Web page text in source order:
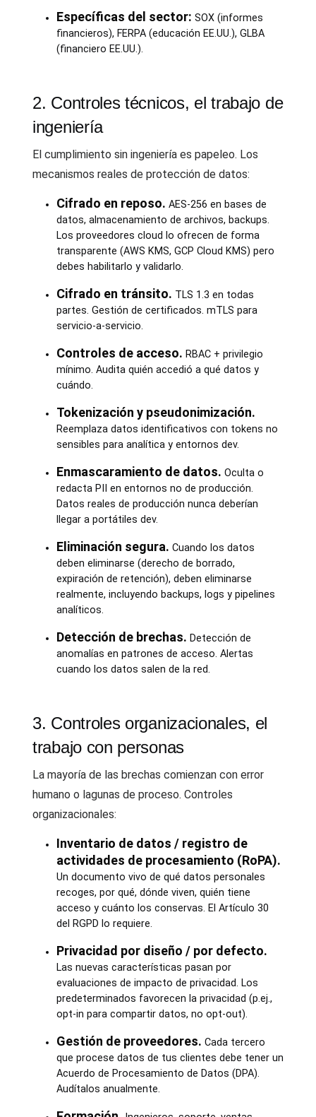
Específicas del sector: SOX (informes
financieros), FERPA (educación EE.UU.), GLBA
(financiero EE.UU.).
2. Controles técnicos, el trabajo de
ingeniería
El cumplimiento sin ingeniería es papeleo. Los
mecanismos reales de protección de datos:
Cifrado en reposo. AES-256 en bases de
datos, almacenamiento de archivos, backups.
Los proveedores cloud lo ofrecen de forma
transparente (AWS KMS, GCP Cloud KMS) pero
debes habilitarlo y validarlo.
Cifrado en tránsito. TLS 1.3 en todas
partes. Gestión de certificados. mTLS para
servicio-a-servicio.
Controles de acceso. RBAC + privilegio
mínimo. Audita quién accedió a qué datos y
cuándo.
Tokenización y pseudonimización.
Reemplaza datos identificativos con tokens no
sensibles para analítica y entornos dev.
Enmascaramiento de datos. Oculta o
redacta PII en entornos no de producción.
Datos reales de producción nunca deberían
llegar a portátiles dev.
Eliminación segura. Cuando los datos
deben eliminarse (derecho de borrado,
expiración de retención), deben eliminarse
realmente, incluyendo backups, logs y pipelines
analíticos.
Detección de brechas. Detección de
anomalías en patrones de acceso. Alertas
cuando los datos salen de la red.
3. Controles organizacionales, el
trabajo con personas
La mayoría de las brechas comienzan con error
humano o lagunas de proceso. Controles
organizacionales:
Inventario de datos / registro de
actividades de procesamiento (RoPA).
Un documento vivo de qué datos personales
recoges, por qué, dónde viven, quién tiene
acceso y cuánto los conservas. El Artículo 30
del RGPD lo requiere.
Privacidad por diseño / por defecto.
Las nuevas características pasan por
evaluaciones de impacto de privacidad. Los
predeterminados favorecen la privacidad (p.ej.,
opt-in para compartir datos, no opt-out).
Gestión de proveedores. Cada tercero
que procese datos de tus clientes debe tener un
Acuerdo de Procesamiento de Datos (DPA).
Audítalos anualmente.